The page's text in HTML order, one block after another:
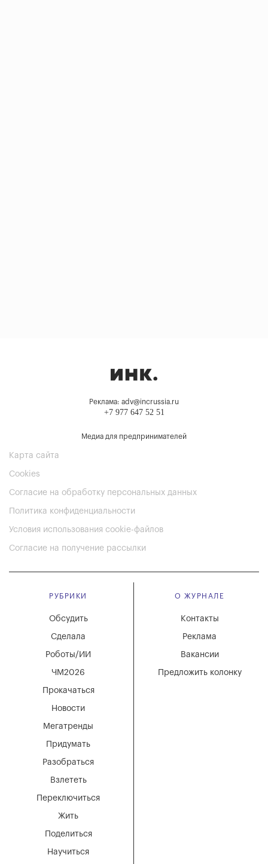
Реклама: adv@incrussia.ru
+7 977 647 52 51
Медиа для предпринимателей
Карта сайта
Cookies
Согласие на обработку персональных данных
Политика конфиденциальности
Условия использования cookie-файлов
Согласие на получение рассылки
РУБРИКИ
Мегатренды
Придумать
Разобраться
Взлететь
Новости
Переключиться
Жить
Поделиться
Научиться
Обсудить
Сделала
Роботы/ИИ
ЧМ2026
Прокачаться
О ЖУРНАЛЕ
Вакансии
Реклама
Контакты
Предложить колонку